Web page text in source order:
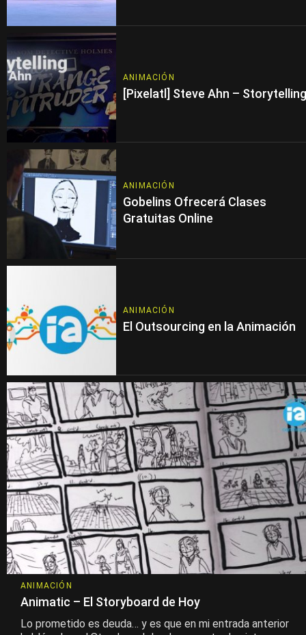
ANIMACIÓN
[Pixelatl] Steve Ahn – Storytelling
ANIMACIÓN
Gobelins Ofrecerá Clases
Gratuitas Online
ANIMACIÓN
El Outsourcing en la Animación
ANIMACIÓN
Animatic – El Storyboard de Hoy
Lo prometido es deuda… y es que en mi entrada anterior